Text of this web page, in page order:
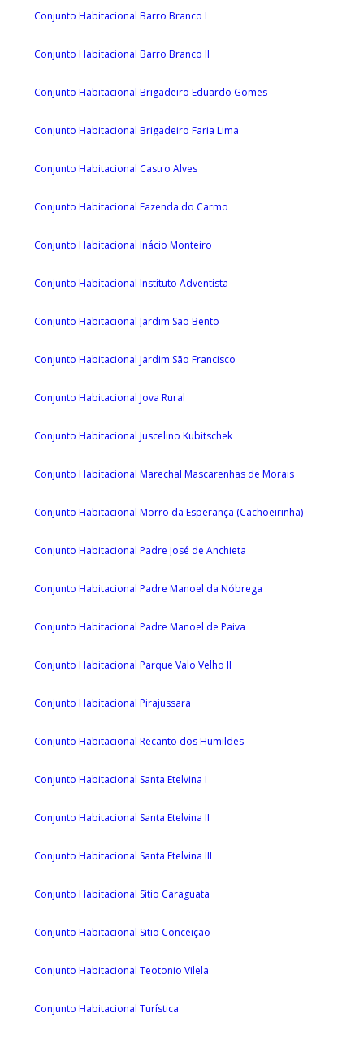
Conjunto Habitacional Barro Branco I
Conjunto Habitacional Barro Branco II
Conjunto Habitacional Brigadeiro Eduardo Gomes
Conjunto Habitacional Brigadeiro Faria Lima
Conjunto Habitacional Castro Alves
Conjunto Habitacional Fazenda do Carmo
Conjunto Habitacional Inácio Monteiro
Conjunto Habitacional Instituto Adventista
Conjunto Habitacional Jardim São Bento
Conjunto Habitacional Jardim São Francisco
Conjunto Habitacional Jova Rural
Conjunto Habitacional Juscelino Kubitschek
Conjunto Habitacional Marechal Mascarenhas de Morais
Conjunto Habitacional Morro da Esperança (Cachoeirinha)
Conjunto Habitacional Padre José de Anchieta
Conjunto Habitacional Padre Manoel da Nóbrega
Conjunto Habitacional Padre Manoel de Paiva
Conjunto Habitacional Parque Valo Velho II
Conjunto Habitacional Pirajussara
Conjunto Habitacional Recanto dos Humildes
Conjunto Habitacional Santa Etelvina I
Conjunto Habitacional Santa Etelvina II
Conjunto Habitacional Santa Etelvina III
Conjunto Habitacional Sitio Caraguata
Conjunto Habitacional Sitio Conceição
Conjunto Habitacional Teotonio Vilela
Conjunto Habitacional Turística